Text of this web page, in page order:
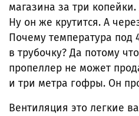
магазина за три
Ну он же крутится. А
Почему температура под
в трубочку? Да потому
пропеллер не может
и три метра гофры. Он
Вентиляция это легкие